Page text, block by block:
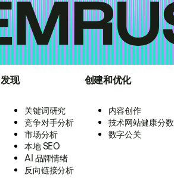
发现
关键词研究
竞争对手分析
市场分析
本地 SEO
AI 品牌情绪
反向链接分析
创建和优化
内容创作
技术网站健康分数
数字公关